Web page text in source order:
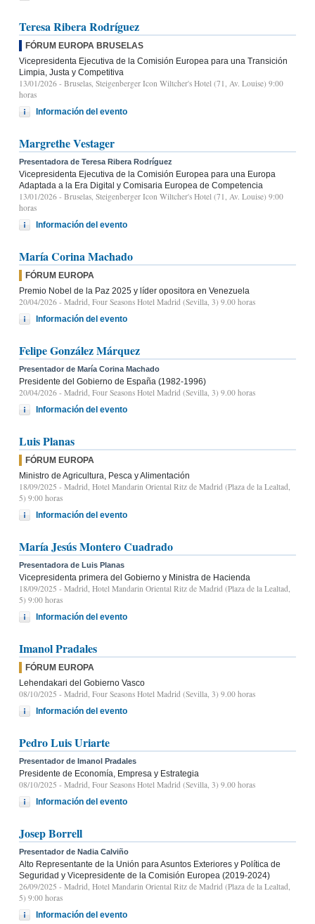
Teresa Ribera Rodríguez
FÓRUM EUROPA BRUSELAS
Vicepresidenta Ejecutiva de la Comisión Europea para una Transición
Limpia, Justa y Competitiva
13/01/2026 - Bruselas, Steigenberger Icon Wiltcher's Hotel (71, Av. Louise) 9:00
horas
Información del evento
Margrethe Vestager
Presentadora de Teresa Ribera Rodríguez
Vicepresidenta Ejecutiva de la Comisión Europea para una Europa
Adaptada a la Era Digital y Comisaria Europea de Competencia
13/01/2026 - Bruselas, Steigenberger Icon Wiltcher's Hotel (71, Av. Louise) 9:00
horas
Información del evento
María Corina Machado
FÓRUM EUROPA
Premio Nobel de la Paz 2025 y líder opositora en Venezuela
20/04/2026 - Madrid, Four Seasons Hotel Madrid (Sevilla, 3) 9.00 horas
Información del evento
Felipe González Márquez
Presentador de María Corina Machado
Presidente del Gobierno de España (1982-1996)
20/04/2026 - Madrid, Four Seasons Hotel Madrid (Sevilla, 3) 9.00 horas
Información del evento
Luis Planas
FÓRUM EUROPA
Ministro de Agricultura, Pesca y Alimentación
18/09/2025 - Madrid, Hotel Mandarin Oriental Ritz de Madrid (Plaza de la Lealtad,
5) 9:00 horas
Información del evento
María Jesús Montero Cuadrado
Presentadora de Luis Planas
Vicepresidenta primera del Gobierno y Ministra de Hacienda
18/09/2025 - Madrid, Hotel Mandarin Oriental Ritz de Madrid (Plaza de la Lealtad,
5) 9:00 horas
Información del evento
Imanol Pradales
FÓRUM EUROPA
Lehendakari del Gobierno Vasco
08/10/2025 - Madrid, Four Seasons Hotel Madrid (Sevilla, 3) 9.00 horas
Información del evento
Pedro Luis Uriarte
Presentador de Imanol Pradales
Presidente de Economía, Empresa y Estrategia
08/10/2025 - Madrid, Four Seasons Hotel Madrid (Sevilla, 3) 9.00 horas
Información del evento
Josep Borrell
Presentador de Nadia Calviño
Alto Representante de la Unión para Asuntos Exteriores y Política de
Seguridad y Vicepresidente de la Comisión Europea (2019-2024)
26/09/2025 - Madrid, Hotel Mandarin Oriental Ritz de Madrid (Plaza de la Lealtad,
5) 9:00 horas
Información del evento